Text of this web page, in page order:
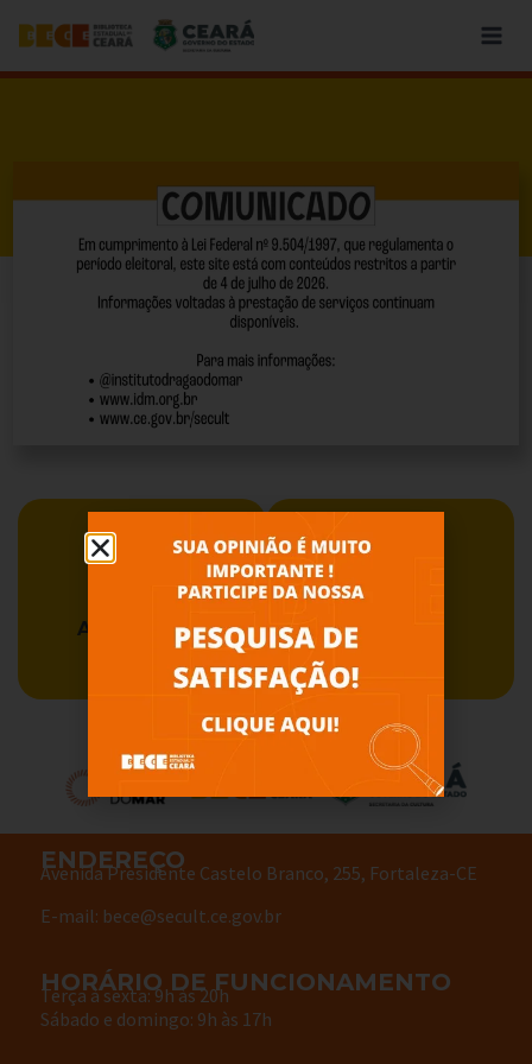
Acervo BECE Serviços
ENDEREÇO
Avenida Presidente Castelo Branco, 255, Fortaleza-CE
E-mail: bece@secult.ce.gov.br
HORÁRIO DE FUNCIONAMENTO
Terça à sexta: 9h às 20h
Sábado e domingo: 9h às 17h